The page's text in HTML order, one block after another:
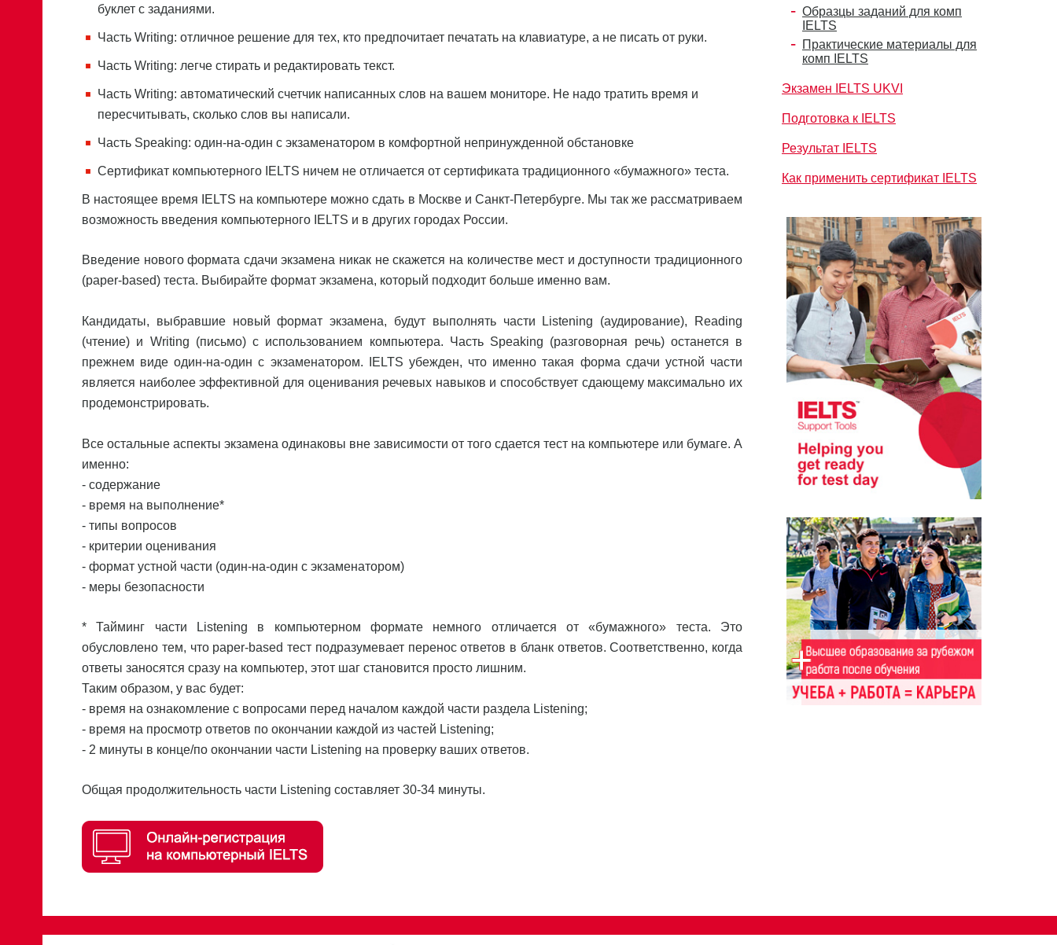
буклет с заданиями.
Часть Writing: отличное решение для тех, кто предпочитает печатать на клавиатуре, а не писать от руки.
Часть Writing: легче стирать и редактировать текст.
Часть Writing: автоматический счетчик написанных слов на вашем мониторе. Не надо тратить время и
пересчитывать, сколько слов вы написали.
Часть Speaking: один-на-один с экзаменатором в комфортной непринужденной обстановке
Сертификат компьютерного IELTS ничем не отличается от сертификата традиционного «бумажного» теста.
В настоящее время IELTS на компьютере можно сдать в Москве и Санкт-Петербурге. Мы так же рассматриваем
возможность введения компьютерного IELTS и в других городах России.
Введение нового формата сдачи экзамена никак не скажется на количестве мест и доступности традиционного
(paper-based) теста. Выбирайте формат экзамена, который подходит больше именно вам.
Кандидаты, выбравшие новый формат экзамена, будут выполнять части Listening (аудирование), Reading
(чтение) и Writing (письмо) с использованием компьютера. Часть Speaking (разговорная речь) останется в
прежнем виде один-на-один с экзаменатором. IELTS убежден, что именно такая форма сдачи устной части
является наиболее эффективной для оценивания речевых навыков и способствует сдающему максимально их
продемонстрировать.
Все остальные аспекты экзамена одинаковы вне зависимости от того сдается тест на компьютере или бумаге. А
именно:
- содержание
- время на выполнение*
- типы вопросов
- критерии оценивания
- формат устной части (один-на-один с экзаменатором)
- меры безопасности
* Тайминг части Listening в компьютерном формате немного отличается от «бумажного» теста. Это
обусловлено тем, что paper-based тест подразумевает перенос ответов в бланк ответов. Соответственно, когда
ответы заносятся сразу на компьютер, этот шаг становится просто лишним.
Таким образом, у вас будет:
- время на ознакомление с вопросами перед началом каждой части раздела Listening;
- время на просмотр ответов по окончании каждой из частей Listening;
- 2 минуты в конце/по окончании части Listening на проверку ваших ответов.
Общая продолжительность части Listening составляет 30-34 минуты.
Образцы заданий для комп
IELTS
Практические материалы для
комп IELTS
Экзамен IELTS UKVI
Подготовка к IELTS
Результат IELTS
Как применить сертификат IELTS